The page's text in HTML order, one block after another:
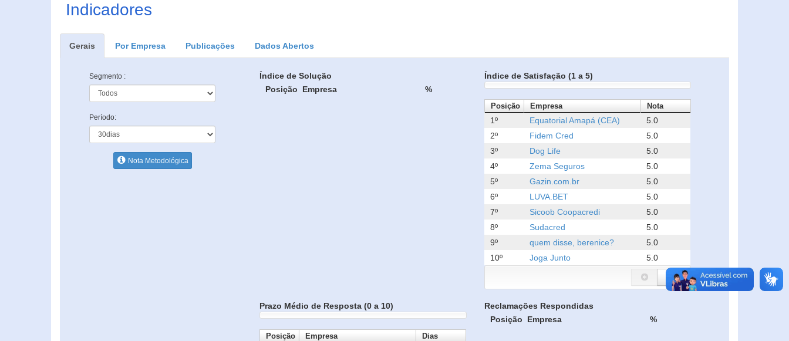
Indicadores
Gerais Por Empresa Publicações Dados Abertos
Segmento :
Período:
Nota Metodológica
Índice de Solução
Posição
Empresa %
Índice de Satisfação (1 a 5)
Posição Empresa Nota
1º Equatorial Amapá (CEA)
5.0
2º
Fidem Cred
5.0
3º
Dog Life
5.0
4º
Zema Seguros
5.0
5º
Gazin.com.br
5.0
6º
LUVA.BET
5.0
7º
Sicoob Coopacredi
5.0
8º
Sudacred
5.0
9º
quem disse, berenice?
5.0
10º
Joga Junto 5.0
Prazo Médio de Resposta (0 a 10)
Posição Empresa Dias
Reclamações Respondidas
Posição
Empresa %